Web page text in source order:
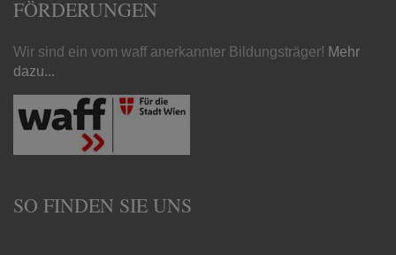
FÖRDERUNGEN
Wir sind ein vom waff anerkannter Bildungsträger! Mehr
dazu...
SO FINDEN SIE UNS